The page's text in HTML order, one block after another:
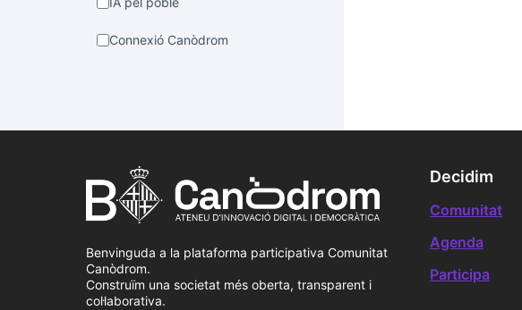
Connexió Canòdrom
Benvinguda a la plataforma participativa Comunitat
Canòdrom.
Construïm una societat més oberta, transparent i
col·laborativa.
Decidim
Comunitat
Agenda
Participa